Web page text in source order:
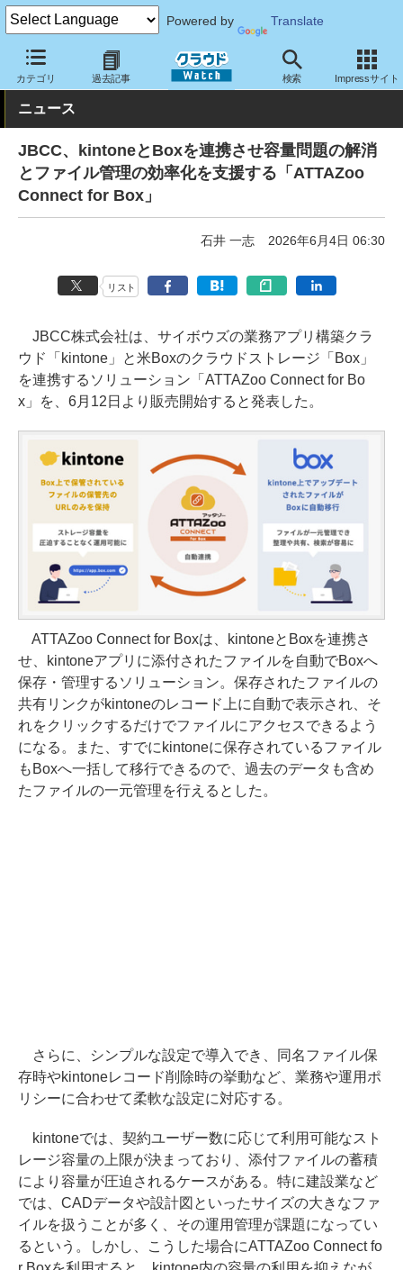
Powered by Translate
カテゴリ 過去記事 検索 Impressサイト
クラウド Watch サービス・ソフト サービス 業務関連
ニュース
JBCC、kintoneとBoxを連携させ容量問題の解消
とファイル管理の効率化を支援する「ATTAZoo
Connect for Box」
石井 一志 2026年6月4日 06:30
リスト
JBCC株式会社は、サイボウズの業務アプリ構築クラ
ウド「kintone」と米Boxのクラウドストレージ「Box」
を連携するソリューション「ATTAZoo Connect for Bo
x」を、6月12日より販売開始すると発表した。
ATTAZoo Connect for Boxは、kintoneとBoxを連携さ
せ、kintoneアプリに添付されたファイルを自動でBoxへ
保存・管理するソリューション。保存されたファイルの
共有リンクがkintoneのレコード上に自動で表示され、そ
れをクリックするだけでファイルにアクセスできるよう
になる。また、すでにkintoneに保存されているファイル
もBoxへ一括して移行できるので、過去のデータも含め
たファイルの一元管理を行えるとした。
さらに、シンプルな設定で導入でき、同名ファイル保
存時やkintoneレコード削除時の挙動など、業務や運用ポ
リシーに合わせて柔軟な設定に対応する。
kintoneでは、契約ユーザー数に応じて利用可能なスト
レージ容量の上限が決まっており、添付ファイルの蓄積
により容量が圧迫されるケースがある。特に建設業など
では、CADデータや設計図といったサイズの大きなファ
イルを扱うことが多く、その運用管理が課題になってい
るという。しかし、こうした場合にATTAZoo Connect fo